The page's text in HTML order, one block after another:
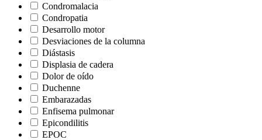
Condromalacia
Condropatia
Desarrollo motor
Desviaciones de la columna
Diástasis
Displasia de cadera
Dolor de oído
Duchenne
Embarazadas
Enfisema pulmonar
Epicondilitis
EPOC